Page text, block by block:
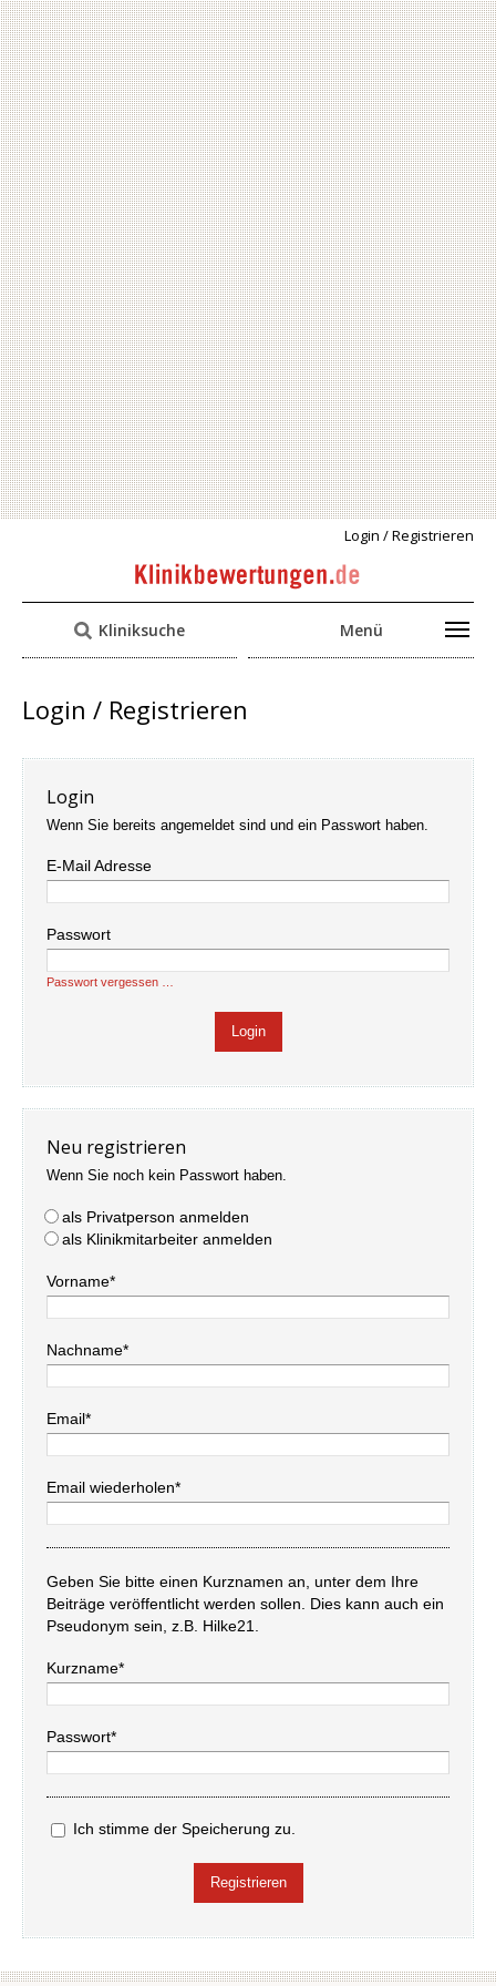
Login / Registrieren
Kliniksuche Menü
Login / Registrieren
Login
Wenn Sie bereits angemeldet sind und ein Passwort haben.
E-Mail Adresse
Passwort
Passwort vergessen …
Neu registrieren
Wenn Sie noch kein Passwort haben.
als Privatperson anmelden
als Klinikmitarbeiter anmelden
Vorname*
Nachname*
Email*
Email wiederholen*
Geben Sie bitte einen Kurznamen an, unter dem Ihre
Beiträge veröffentlicht werden sollen. Dies kann auch ein
Pseudonym sein, z.B. Hilke21.
Kurzname*
Passwort*
Ich stimme der Speicherung zu.